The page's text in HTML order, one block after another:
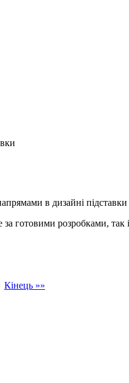
в дизайні
готовими розробками, так
Кінець »»